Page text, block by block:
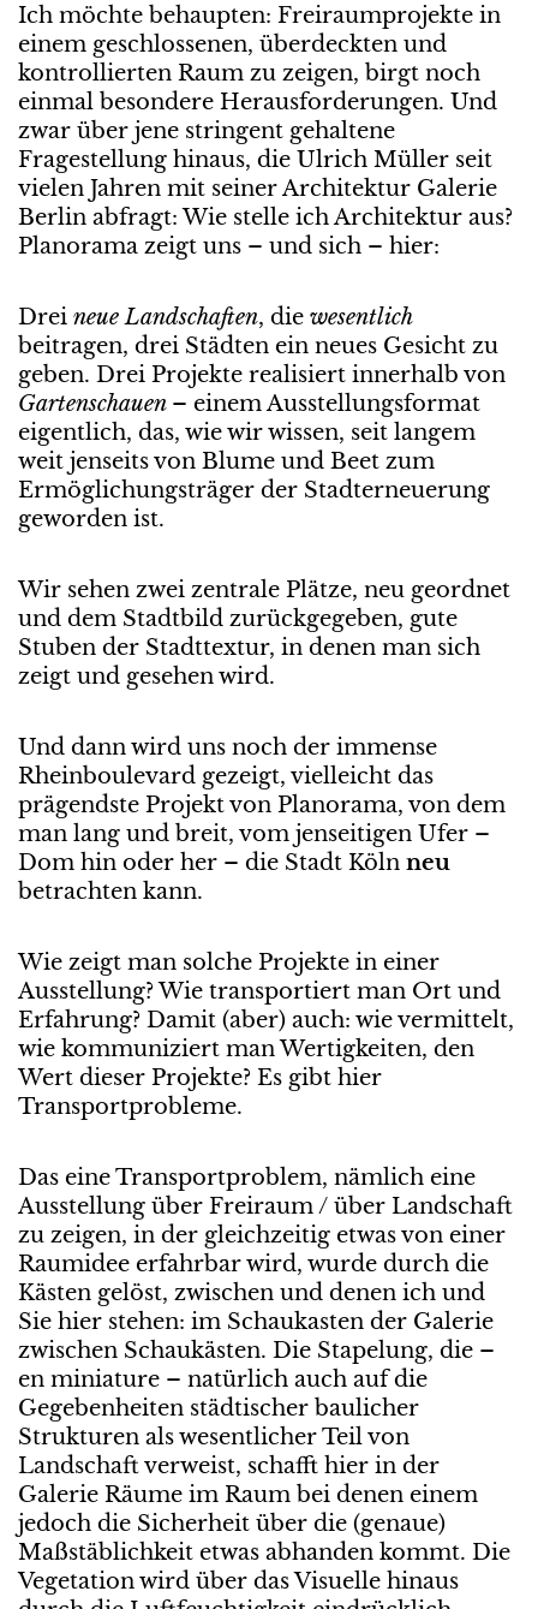
Ich möchte behaupten: Freiraumprojekte in
einem geschlossenen, überdeckten und
kontrollierten Raum zu zeigen, birgt noch
einmal besondere Herausforderungen. Und
zwar über jene stringent gehaltene
Fragestellung hinaus, die Ulrich Müller seit
vielen Jahren mit seiner Architektur Galerie
Berlin abfragt: Wie stelle ich Architektur aus?
Planorama zeigt uns – und sich – hier:
Drei neue Landschaften, die wesentlich
beitragen, drei Städten ein neues Gesicht zu
geben. Drei Projekte realisiert innerhalb von
Gartenschauen – einem Ausstellungsformat
eigentlich, das, wie wir wissen, seit langem
weit jenseits von Blume und Beet zum
Ermöglichungsträger der Stadterneuerung
geworden ist.
Wir sehen zwei zentrale Plätze, neu geordnet
und dem Stadtbild zurückgegeben, gute
Stuben der Stadttextur, in denen man sich
zeigt und gesehen wird.
Und dann wird uns noch der immense
Rheinboulevard gezeigt, vielleicht das
prägendste Projekt von Planorama, von dem
man lang und breit, vom jenseitigen Ufer –
Dom hin oder her – die Stadt Köln neu
betrachten kann.
Wie zeigt man solche Projekte in einer
Ausstellung? Wie transportiert man Ort und
Erfahrung? Damit (aber) auch: wie vermittelt,
wie kommuniziert man Wertigkeiten, den
Wert dieser Projekte? Es gibt hier
Transportprobleme.
Das eine Transportproblem, nämlich eine
Ausstellung über Freiraum / über Landschaft
zu zeigen, in der gleichzeitig etwas von einer
Raumidee erfahrbar wird, wurde durch die
Kästen gelöst, zwischen und denen ich und
Sie hier stehen: im Schaukasten der Galerie
zwischen Schaukästen. Die Stapelung, die –
en miniature – natürlich auch auf die
Gegebenheiten städtischer baulicher
Strukturen als wesentlicher Teil von
Landschaft verweist, schafft hier in der
Galerie Räume im Raum bei denen einem
jedoch die Sicherheit über die (genaue)
Maßstäblichkeit etwas abhanden kommt. Die
Vegetation wird über das Visuelle hinaus